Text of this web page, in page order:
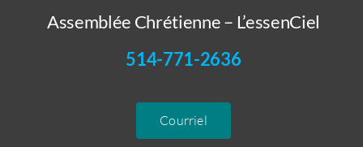
Assemblée Chrétienne – L’essenCiel
514-771-2636
Courriel